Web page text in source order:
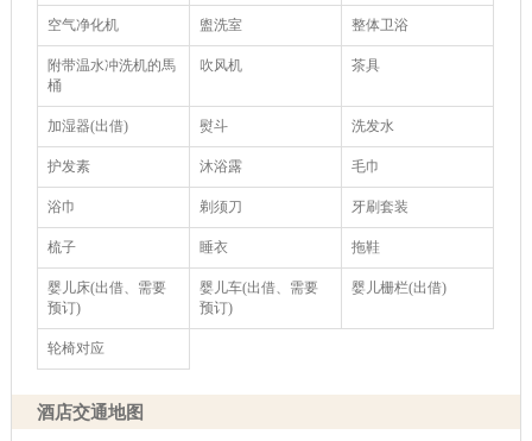
空气净化机 盥洗室 整体卫浴
附带温水冲洗机的馬
桶
吹风机 茶具
加湿器(出借) 熨斗 洗发水
护发素 沐浴露 毛巾
浴巾 剃须刀 牙刷套装
梳子 睡衣 拖鞋
婴儿床(出借、需要
预订)
婴儿车(出借、需要
预订)
婴儿栅栏(出借)
轮椅对应
酒店交通地图